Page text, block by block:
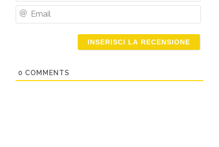
Nome
0 COMMENTS